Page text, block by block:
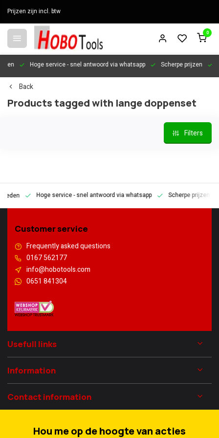
Prijzen zijn incl. btw
0
Hoge service- snel antwoord via whatsapp Scherpe prijzen
Back
Products tagged with lange doppenset
Filters
Hoge service- snel antwoord via whatsapp Scherpe prijzen
Customer service
Frequently asked questions
0167 562177
info@hobotools.com
0651 841304
Usefull links
Information
Contact information
Hou me op de hoogte van acties